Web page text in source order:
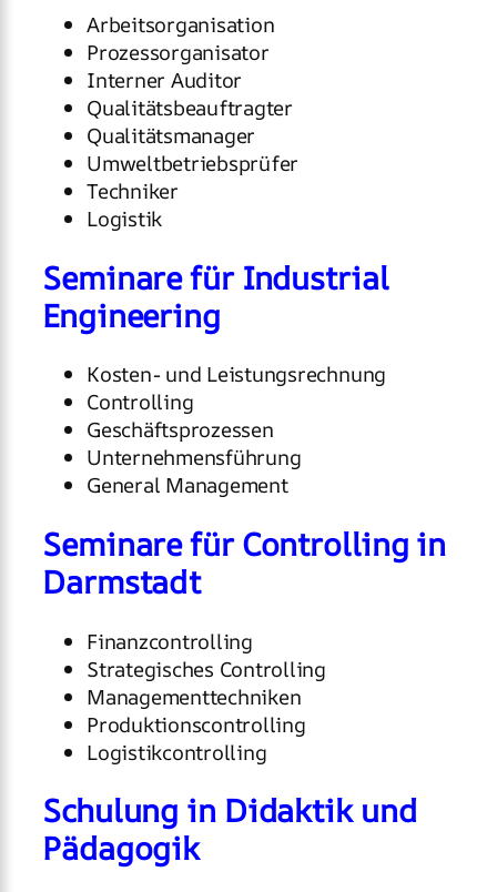
Arbeitsorganisation
Prozessorganisator
Interner Auditor
Qualitätsbeauftragter
Qualitätsmanager
Umweltbetriebsprüfer
Techniker
Logistik
Seminare für Industrial
Engineering
Kosten- und Leistungsrechnung
Controlling
Geschäftsprozessen
Unternehmensführung
General Management
Seminare für Controlling in
Darmstadt
Finanzcontrolling
Strategisches Controlling
Managementtechniken
Produktionscontrolling
Logistikcontrolling
Schulung in Didaktik und
Pädagogik